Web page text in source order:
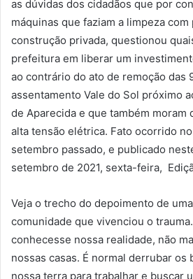
as dúvidas dos cidadãos que por
máquinas que faziam a limpeza
construção privada, questionou
prefeitura em liberar um
ao contrário do ato de remoção das
assentamento Vale do Sol próximo
de Aparecida e que também moram
alta tensão elétrica. Fato ocorrido
setembro passado, e publicado
setembro de 2021, sexta-feira,
Veja o trecho do depoimento de
comunidade que vivenciou o
conhecesse nossa realidade, não
nossas casas. É normal derrubar os
nossa terra para trabalhar e buscar